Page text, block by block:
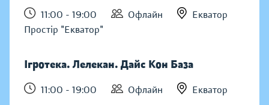
11:00 - 19:00 Офлайн
Екватор
Простір "Екватор"
Ігротека. Лелекан. Дайс Кон База
11:00 - 19:00 Офлайн Екватор